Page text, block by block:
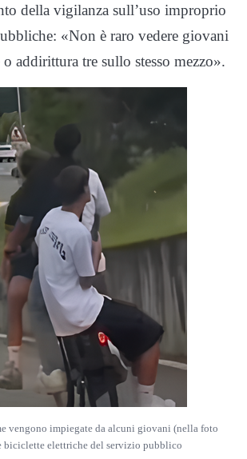
della vigilanza sull’uso improprio
«Non è raro vedere giovani
addirittura tre sullo stesso mezzo».
vengono impiegate da alcuni giovani (nella foto
biciclette elettriche del servizio pubblico